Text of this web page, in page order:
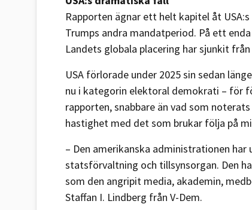
Rapporten ägnar ett helt kapitel åt
Trumps andra mandatperiod. På ett
Landets globala placering har sjunkit
USA förlorade under 2025 sin sedan
nu i kategorin elektoral demokrati – för
rapporten, snabbare än vad som
hastighet med det som brukar följa på
– Den amerikanska administrationen
statsförvaltning och tillsynsorgan. Den
som den angripit media, akademin,
Staffan I. Lindberg från V-Dem.